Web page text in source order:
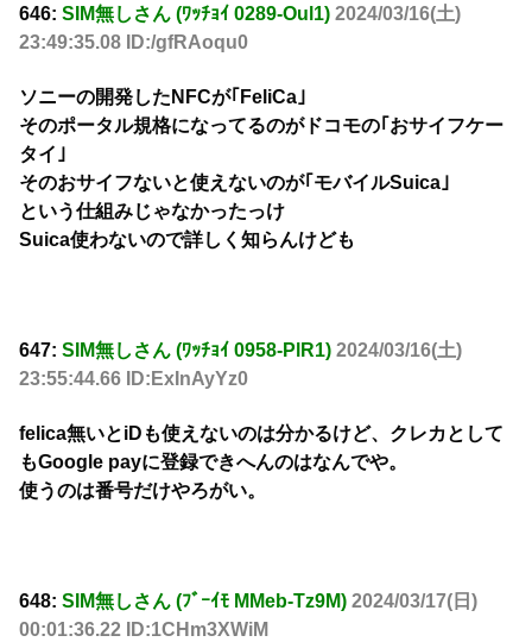
646: SIM無しさん (ﾜｯﾁｮｲ 0289-Oul1) 2024/03/16(土)
23:49:35.08 ID:/gfRAoqu0
ソニーの開発したNFCが｢FeliCa｣
そのポータル規格になってるのがドコモの｢おサイフケー
タイ｣
そのおサイフないと使えないのが｢モバイルSuica｣
という仕組みじゃなかったっけ
Suica使わないので詳しく知らんけども
647: SIM無しさん (ﾜｯﾁｮｲ 0958-PlR1) 2024/03/16(土)
23:55:44.66 ID:ExInAyYz0
felica無いとiDも使えないのは分かるけど、クレカとして
もGoogle payに登録できへんのはなんでや。
使うのは番号だけやろがい。
648: SIM無しさん (ﾌﾞｰｲﾓ MMeb-Tz9M) 2024/03/17(日)
00:01:36.22 ID:1CHm3XWiM